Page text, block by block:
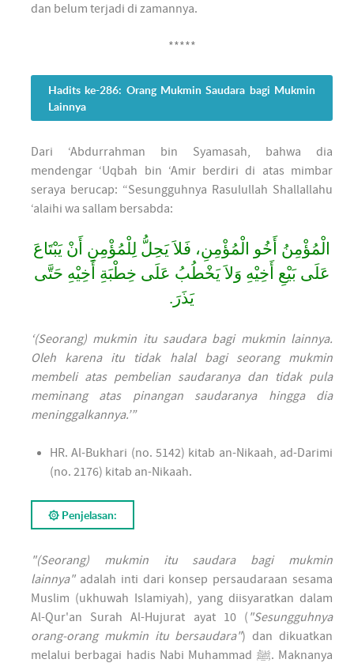
dan belum terjadi di zamannya.
*****
Hadits ke-286: Orang Mukmin Saudara bagi Mukmin
Lainnya
Dari ‘Abdurrahman bin Syamasah, bahwa dia
mendengar ‘Uqbah bin ‘Amir berdiri di atas mimbar
seraya berucap: “Sesungguhnya Rasulullah Shallallahu
‘alaihi wa sallam bersabda:
الْمُؤْمِنُ أَخُو الْمُؤْمِنِ، فَلاَ يَحِلُّ لِلْمُؤْمِنِ أَنْ يَبْتَاعَ
عَلَى بَيْعِ أَخِيْهِ وَلاَ يَخْطُبُ عَلَى خِطْبَةِ أَخِيْهِ حَتَّى
يَذَرَ.
‘(Seorang) mukmin itu saudara bagi mukmin lainnya.
Oleh karena itu tidak halal bagi seorang mukmin
membeli atas pembelian saudaranya dan tidak pula
meminang atas pinangan saudaranya hingga dia
meninggalkannya.’”
HR. Al-Bukhari (no. 5142) kitab an-Nikaah, ad-Darimi
(no. 2176) kitab an-Nikaah.
۞ Penjelasan:
"(Seorang) mukmin itu saudara bagi mukmin
lainnya" adalah inti dari konsep persaudaraan sesama
Muslim (ukhuwah Islamiyah), yang diisyaratkan dalam
Al-Qur'an Surah Al-Hujurat ayat 10 ( "Sesungguhnya
orang-orang mukmin itu bersaudara") dan dikuatkan
melalui berbagai hadis Nabi Muhammad ﷺ. Maknanya